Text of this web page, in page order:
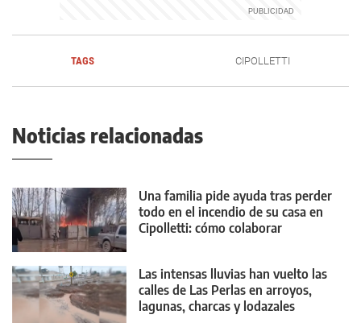
TAGS CIPOLLETTI
Noticias relacionadas
Una familia pide ayuda tras perder
todo en el incendio de su casa en
Cipolletti: cómo colaborar
Las intensas lluvias han vuelto las
calles de Las Perlas en arroyos,
lagunas, charcas y lodazales